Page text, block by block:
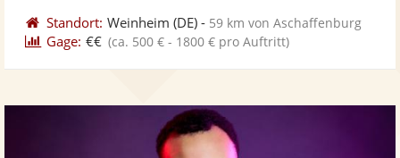
Standort: Weinheim (DE) - 59 km von Aschaffenburg
Gage: €€ (ca. 500 € - 1800 € pro Auftritt)